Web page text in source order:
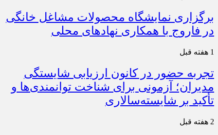
برگزاری نمایشگاه محصولات مشاغل خانگی
در فاروج با همکاری نهادهای محلی
1 هفته قبل
تجربه حضور در کانون ارزیابی شایستگی
مدیران؛ آزمونی برای شناخت توانمندی‌ها و
تأکید بر شایسته‌سالاری
2 هفته قبل